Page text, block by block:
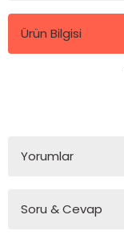
Ürün Bilgisi
Yorumlar
Soru & Cevap